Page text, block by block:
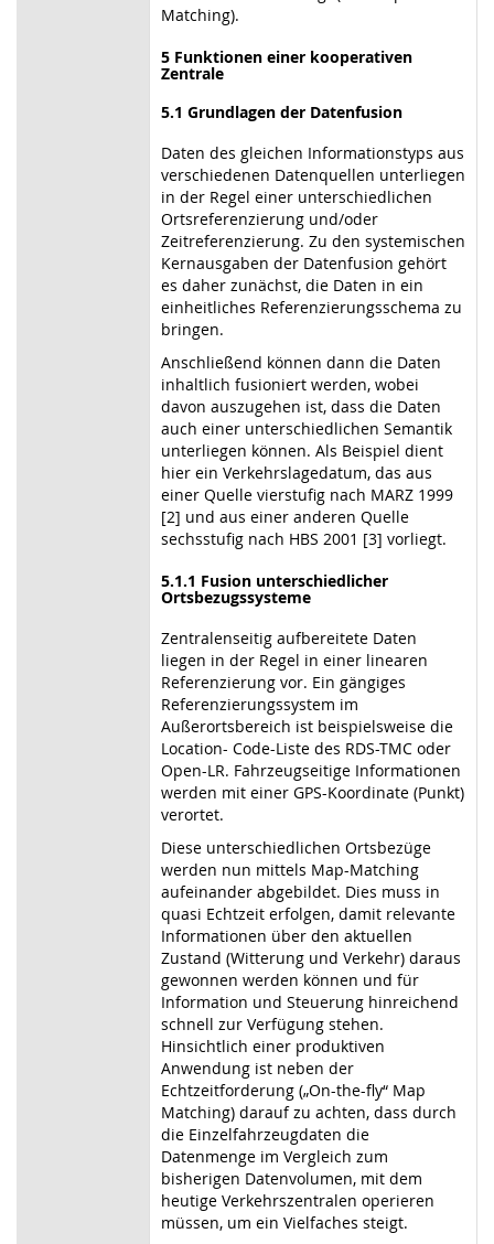
Matching).
5 Funktionen einer kooperativen
Zentrale
5.1 Grundlagen der Datenfusion
Daten des gleichen Informationstyps aus
verschiedenen Datenquellen unterliegen
in der Regel einer unterschiedlichen
Ortsreferenzierung und/oder
Zeitreferenzierung. Zu den systemischen
Kernausgaben der Datenfusion gehört
es daher zunächst, die Daten in ein
einheitliches Referenzierungsschema zu
bringen.
Anschließend können dann die Daten
inhaltlich fusioniert werden, wobei
davon auszugehen ist, dass die Daten
auch einer unterschiedlichen Semantik
unterliegen können. Als Beispiel dient
hier ein Verkehrslagedatum, das aus
einer Quelle vierstufig nach MARZ 1999
[2] und aus einer anderen Quelle
sechsstufig nach HBS 2001 [3] vorliegt.
5.1.1 Fusion unterschiedlicher
Ortsbezugssysteme
Zentralenseitig aufbereitete Daten
liegen in der Regel in einer linearen
Referenzierung vor. Ein gängiges
Referenzierungssystem im
Außerortsbereich ist beispielsweise die
Location- Code-Liste des RDS-TMC oder
Open-LR. Fahrzeugseitige Informationen
werden mit einer GPS-Koordinate (Punkt)
verortet.
Diese unterschiedlichen Ortsbezüge
werden nun mittels Map-Matching
aufeinander abgebildet. Dies muss in
quasi Echtzeit erfolgen, damit relevante
Informationen über den aktuellen
Zustand (Witterung und Verkehr) daraus
gewonnen werden können und für
Information und Steuerung hinreichend
schnell zur Verfügung stehen.
Hinsichtlich einer produktiven
Anwendung ist neben der
Echtzeitforderung („On-the-fly“ Map
Matching) darauf zu achten, dass durch
die Einzelfahrzeugdaten die
Datenmenge im Vergleich zum
bisherigen Datenvolumen, mit dem
heutige Verkehrszentralen operieren
müssen, um ein Vielfaches steigt.